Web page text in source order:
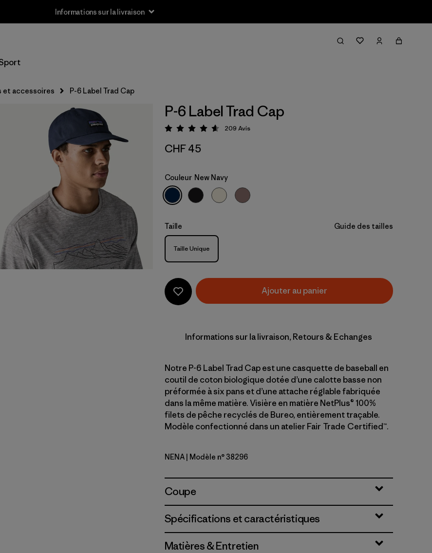
Informations sur la livraison
et accessoires P-6 Label Trad Cap
P-6 Label Trad Cap
Évaluation: 4.6 / 5
209 Avis
CHF 45
Couleur New Navy
Taille Guide des tailles
Taille
Taille Unique
Ajouter au panier
Informations sur la livraison, Retours & Echanges
Notre P-6 Label Trad Cap est une casquette de baseball en
coutil de coton biologique dotée d’une calotte basse non
préformée à six pans et d’une attache réglable fabriquée
dans la même matière. Visière en matière NetPlus® 100%
filets de pêche recyclés de Bureo, entièrement traçable.
Modèle confectionné dans un atelier Fair Trade Certified™.
New Navy
NENA | Modèle n° 38296
Coupe
Spécifications et caractéristiques
Matières & Entretien